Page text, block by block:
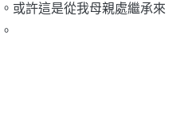
或許這是從我母親處繼承來